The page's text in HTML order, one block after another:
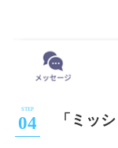
「ミッ